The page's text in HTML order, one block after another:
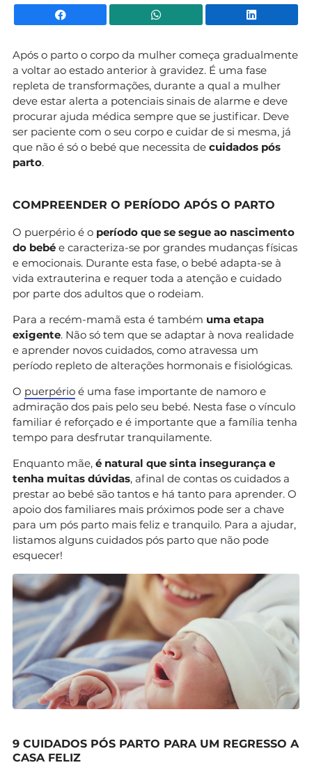
Facebook WhatsApp
Após o parto o corpo da mulher começa gradualmente
a voltar ao estado anterior à gravidez. É uma fase
repleta de transformações, durante a qual a mulher
deve estar alerta a potenciais sinais de alarme e deve
procurar ajuda médica sempre que se justificar. Deve
ser paciente com o seu corpo e cuidar de si mesma, já
que não é só o bebé que necessita de cuidados pós
parto.
COMPREENDER O PERÍODO APÓS O PARTO
O puerpério é o período que se segue ao nascimento
do bebé e caracteriza-se por grandes mudanças físicas
e emocionais. Durante esta fase, o bebé adapta-se à
vida extrauterina e requer toda a atenção e cuidado
por parte dos adultos que o rodeiam.
Para a recém-mamã esta é também uma etapa
exigente. Não só tem que se adaptar à nova realidade
e aprender novos cuidados, como atravessa um
período repleto de alterações hormonais e fisiológicas.
O puerpério é uma fase importante de namoro e
admiração dos pais pelo seu bebé. Nesta fase o vínculo
familiar é reforçado e é importante que a família tenha
tempo para desfrutar tranquilamente.
Enquanto mãe, é natural que sinta insegurança e
tenha muitas dúvidas, afinal de contas os cuidados a
prestar ao bebé são tantos e há tanto para aprender. O
apoio dos familiares mais próximos pode ser a chave
para um pós parto mais feliz e tranquilo. Para a ajudar,
listamos alguns cuidados pós parto que não pode
esquecer!
9 CUIDADOS PÓS PARTO PARA UM REGRESSO A
CASA FELIZ